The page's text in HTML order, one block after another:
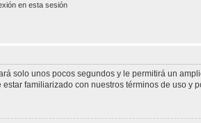
en esta sesión
solo unos pocos segundos y le permitirá un
familiarizado con nuestros términos de uso